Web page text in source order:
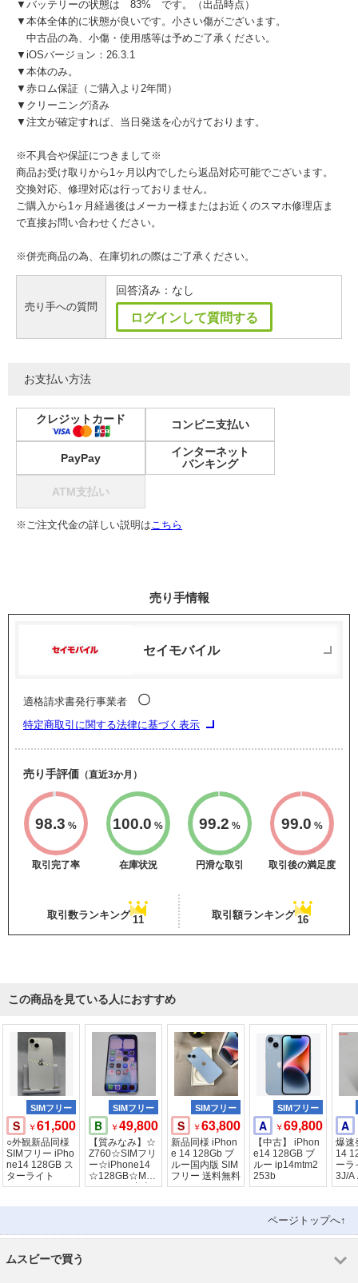
▼バッテリーの状態は 83% です。（出品時点）
▼本体全体的に状態が良いです。小さい傷がございます。
中古品の為、小傷・使用感等は予めご了承ください。
▼iOSバージョン：26.3.1
▼本体のみ。
▼赤ロム保証（ご購入より2年間）
▼クリーニング済み
▼注文が確定すれば、当日発送を心がけております。
※不具合や保証につきまして※
商品お受け取りから1ヶ月以内でしたら返品対応可能でございます。
交換対応、修理対応は行っておりません。
ご購入から1ヶ月経過後はメーカー様またはお近くのスマホ修理店ま
で直接お問い合わせください。
※併売商品の為、在庫切れの際はご了承ください。
売り手への質問
回答済み：なし
ログインして質問する
お支払い方法
クレジットカード コンビニ支払い
PayPay
インターネット
バンキング
ATM支払い
※ご注文代金の詳しい説明はこちら
売り手情報
セイモバイル
適格請求書発行事業者 〇
特定商取引に関する法律に基づく表示
売り手評価 （直近3か月）
98.3 %
取引完了率
100.0 %
在庫状況
99.2 %
円滑な取引
99.0 %
取引後の満足度
取引数ランキング 11 取引額ランキング 16
この商品を見ている人におすすめ
SIMフリー
S ￥61,500
○外観新品同様
SIMフリー iPho
ne14 128GB ス
ターライト
SIMフリー
B ￥49,800
【質みなみ】☆
Z760☆SIMフリ
ー☆iPhone14
☆128GB☆MP
UQ3J/A☆中古
SIMフリー
S ￥63,800
新品同様 iPhon
e 14 128Gb ブ
ルー国内版 SIM
フリー 送料無料
SIMフリー
A ￥69,800
【中古】 iPhon
e14 128GB ブ
ルー ip14mtm2
253b
A
爆速
14
ーラ
3J/A
フリ
ページトップへ↑
ムスビーで買う